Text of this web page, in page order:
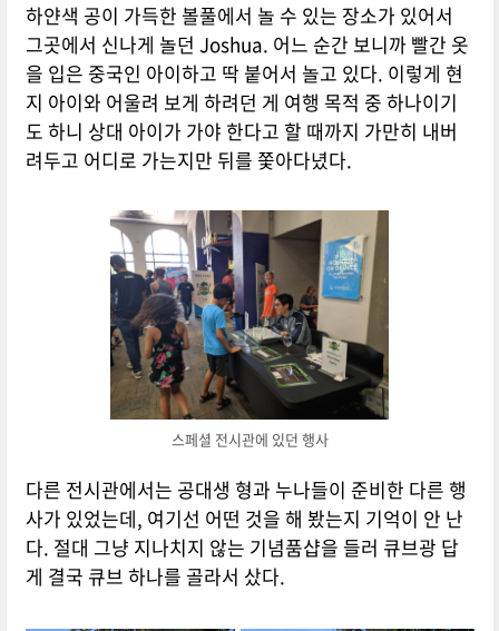
하얀색 공이 가득한 볼풀에서 놀 수 있는 장소가 있어서
그곳에서 신나게 놀던 Joshua. 어느 순간 보니까 빨간 옷
을 입은 중국인 아이하고 딱 붙어서 놀고 있다. 이렇게 현
지 아이와 어울려 보게 하려던 게 여행 목적 중 하나이기
도 하니 상대 아이가 가야 한다고 할 때까지 가만히 내버
려두고 어디로 가는지만 뒤를 쫓아다녔다.
스페셜 전시관에 있던 행사
다른 전시관에서는 공대생 형과 누나들이 준비한 다른 행
사가 있었는데, 여기선 어떤 것을 해 봤는지 기억이 안 난
다. 절대 그냥 지나치지 않는 기념품샵을 들러 큐브광 답
게 결국 큐브 하나를 골라서 샀다.